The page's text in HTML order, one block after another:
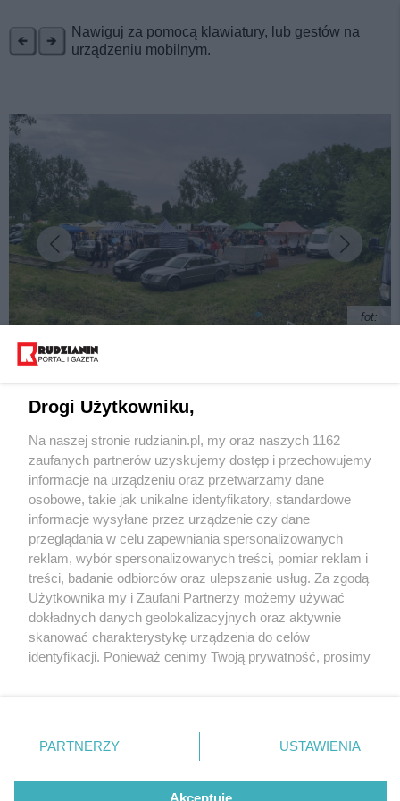
Nawiguj za pomocą klawiatury, lub gestów na
urządzeniu mobilnym.
fot:
Bytomski Jarmark Staroci
3 / 13
Targ staroci w bytomiu 07
Wydawca mediów
Nie zapomnij
zapoznać się z:
polityką prywatności regulamin korzystania z portali
Twojemiasto
Piekary Śląskie
Chorzów
Tarnowskie Góry
Gliwice
Skontakuj sięz nami
Kontakt
Wydawca
Redakcja
Drogi Użytkowniku,
Na naszej stronie rudzianin.pl, my oraz naszych 1162
zaufanych partnerów uzyskujemy dostęp i przechowujemy
informacje na urządzeniu oraz przetwarzamy dane
osobowe, takie jak unikalne identyfikatory, standardowe
informacje wysyłane przez urządzenie czy dane
przeglądania w celu zapewniania spersonalizowanych
reklam, wybór spersonalizowanych treści, pomiar reklam i
treści, badanie odbiorców oraz ulepszanie usług. Za zgodą
Użytkownika my i Zaufani Partnerzy możemy używać
dokładnych danych geolokalizacyjnych oraz aktywnie
skanować charakterystykę urządzenia do celów
identyfikacji. Ponieważ cenimy Twoją prywatność, prosimy
prywatności znajdujący się w lewym dolnym rogu strony
. Niektóre rodzaje przetwarzania danych nie wymagają
zgody użytkownika, ale masz prawo sprzeciwić się
takiemu przetwarzaniu. Preferencje będą miały
PARTNERZY USTAWIENIA
Akceptuję